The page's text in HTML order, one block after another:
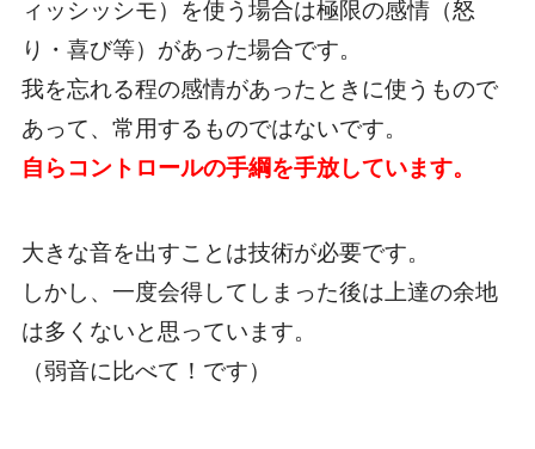
ィッシッシモ）を使う場合は極限の感情（怒
り・喜び等）があった場合です。
我を忘れる程の感情があったときに使うもので
あって、常用するものではないです。
自らコントロールの手綱を手放しています。
大きな音を出すことは技術が必要です。
しかし、一度会得してしまった後は上達の余地
は多くないと思っています。
（弱音に比べて！です）